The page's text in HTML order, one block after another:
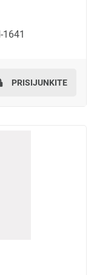
1641
PRISIJUNKITE